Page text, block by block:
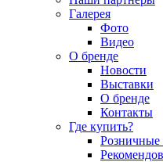
Галерея
Фото
Видео
О бренде
Новости
Выставки
О бренде
Контакты
Где купить?
Розничные